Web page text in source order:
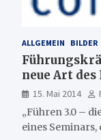
ALLGEMEIN BILDER
neue Art des
15. Mai 2014
„Führen 3.0 –
eines Seminars,